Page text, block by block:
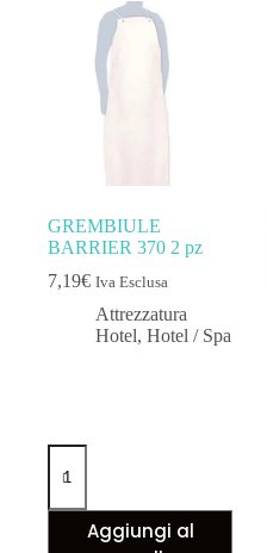
GREMBIULE
BARRIER 370 2 pz
7,19€ Iva Esclusa
Attrezzatura
Hotel, Hotel / Spa
Aggiungi al